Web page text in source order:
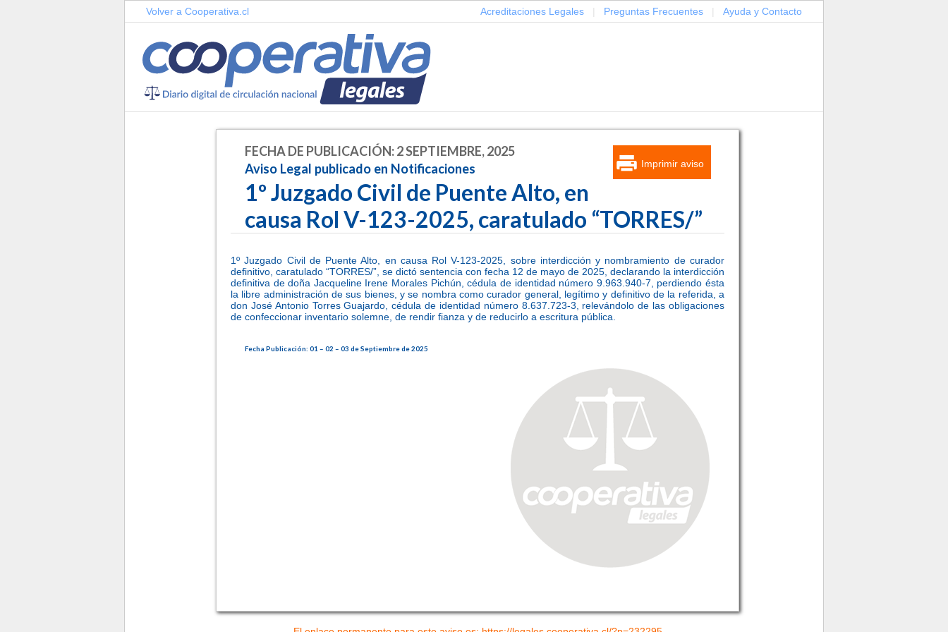
Volver a Cooperativa.cl Acreditaciones Legales Preguntas Frecuentes Ayuda y Contacto
Imprimir aviso
FECHA DE PUBLICACIÓN: 2 SEPTIEMBRE, 2025
Aviso Legal publicado en Notificaciones
1º Juzgado Civil de Puente Alto, en
causa Rol V-123-2025, caratulado “TORRES/”
1º Juzgado Civil de Puente Alto, en causa Rol V-123-2025, sobre interdicción y nombramiento de curador
definitivo, caratulado “TORRES/”, se dictó sentencia con fecha 12 de mayo de 2025, declarando la interdicción
definitiva de doña Jacqueline Irene Morales Pichún, cédula de identidad número 9.963.940-7, perdiendo ésta
la libre administración de sus bienes, y se nombra como curador general, legítimo y definitivo de la referida, a
don José Antonio Torres Guajardo, cédula de identidad número 8.637.723-3, relevándolo de las obligaciones
de confeccionar inventario solemne, de rendir fianza y de reducirlo a escritura pública.
Fecha Publicación: 01 – 02 – 03 de Septiembre de 2025